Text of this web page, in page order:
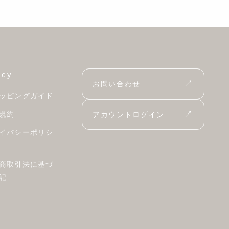
ピングガイド
約
バシーポリシ
取引法に基づ
お問い合わせ ↗
アカウントログイン ↗